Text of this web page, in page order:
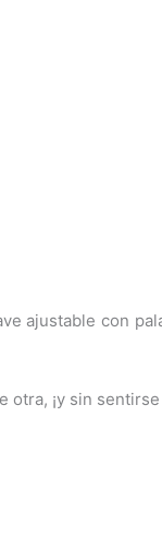
ajustable con
otra, ¡y sin